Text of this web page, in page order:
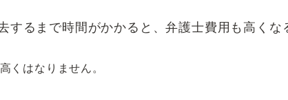
するまで時間がかかると、弁護士費用も高くな
くはなりません。